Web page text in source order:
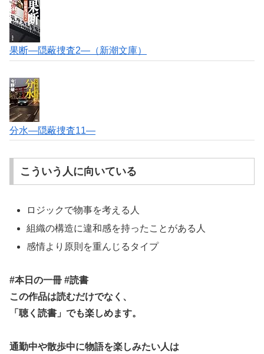
果断―隠蔽捜査2―（新潮文庫）
分水―隠蔽捜査11―
こういう人に向いている
ロジックで物事を考える人
組織の構造に違和感を持ったことがある人
感情より原則を重んじるタイプ
#本日の一冊 #読書
この作品は読むだけでなく、
「聴く読書」でも楽しめます。
通勤中や散歩中に物語を楽しみたい人は